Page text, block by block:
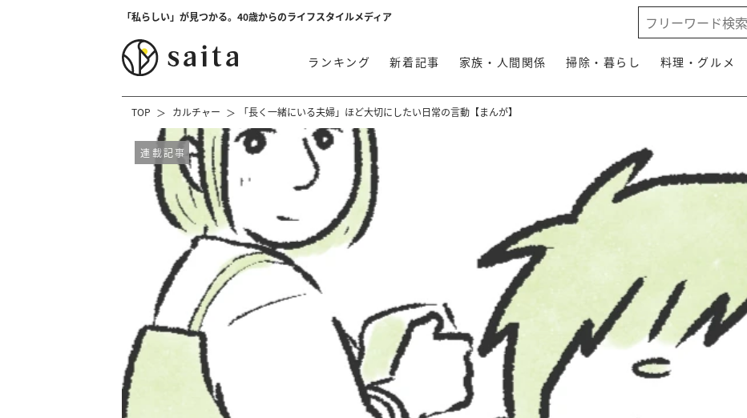
「私らしい」が見つかる。40歳からのライフスタイルメディア
ランキング 新着記事 家族・人間関係 掃除・暮らし 料理・グルメ
TOP カルチャー 「長く一緒にいる夫婦」ほど大切にしたい日常の言動【まんが】
連載記事